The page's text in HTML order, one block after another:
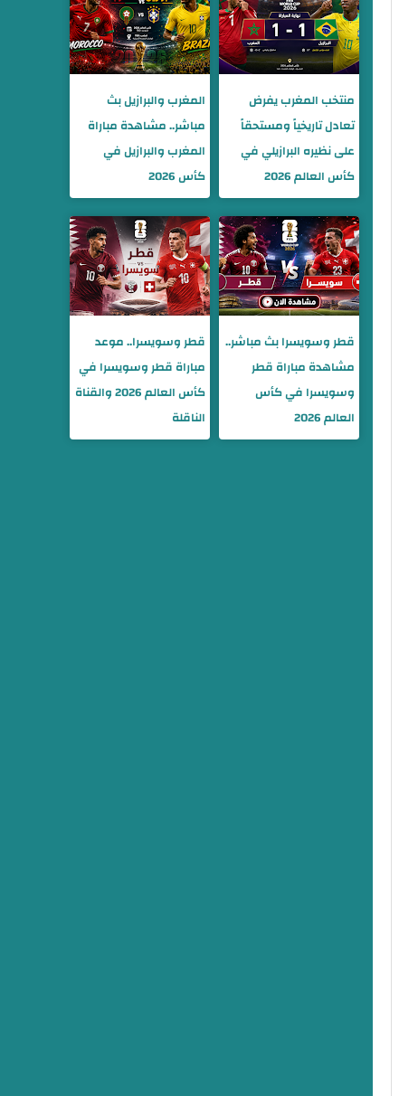
منتخب المغرب يفرض
تعادل تاريخياً ومستحقاً
على نظيره البرازيلي في
كأس العالم 2026
المغرب والبرازيل بث
مباشر.. مشاهدة مباراة
المغرب والبرازيل في
كأس 2026
قطر وسويسرا بث مباشر..
مشاهدة مباراة قطر
وسويسرا في كأس
العالم 2026
قطر وسويسرا.. موعد
مباراة قطر وسويسرا في
كأس العالم 2026 والقناة
الناقلة